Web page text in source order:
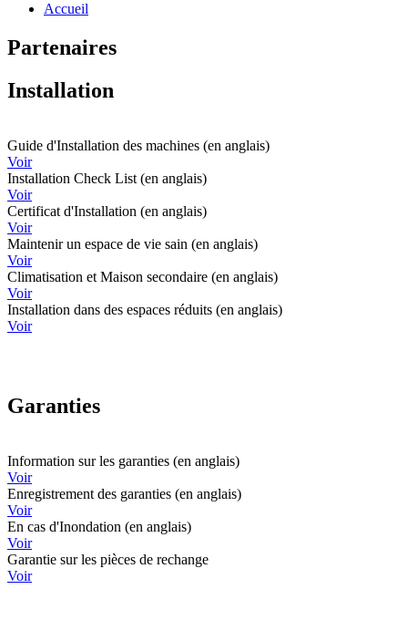
Accueil
Partenaires
Installation
Guide d'Installation des machines (en anglais)
Voir
Installation Check List (en anglais)
Voir
Certificat d'Installation (en anglais)
Voir
Maintenir un espace de vie sain (en anglais)
Voir
Climatisation et Maison secondaire (en anglais)
Voir
Installation dans des espaces réduits (en anglais)
Voir
Garanties
Information sur les garanties (en anglais)
Voir
Enregistrement des garanties (en anglais)
Voir
En cas d'Inondation (en anglais)
Voir
Garantie sur les pièces de rechange
Voir